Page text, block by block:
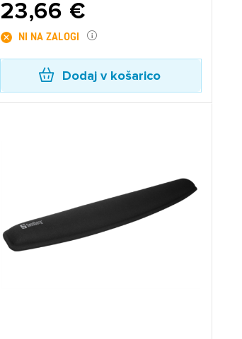
23,66 €
NI NA ZALOGI
Dodaj v košarico